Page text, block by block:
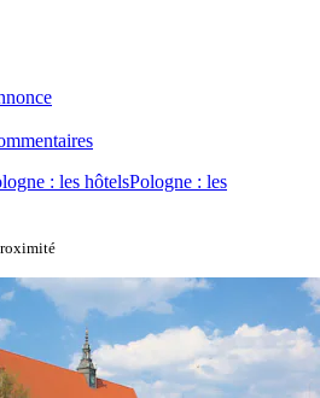
: les hôtelsPologne : les